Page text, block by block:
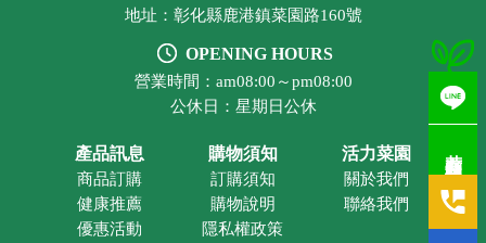
地址：彰化縣鹿港鎮菜園路160號
OPENING HOURS
營業時間：am08:00～pm08:00
公休日：星期日公休
產品訊息
商品訂購
健康推薦
優惠活動
購物須知
訂購須知
購物說明
隱私權政策
活力菜園
關於我們
聯絡我們